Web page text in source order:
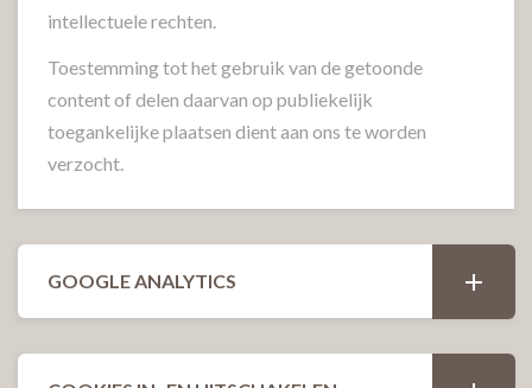
intellectuele rechten.
Toestemming tot het gebruik van de getoonde
content of delen daarvan op publiekelijk
toegankelijke plaatsen dient aan ons te worden
verzocht.
GOOGLE ANALYTICS